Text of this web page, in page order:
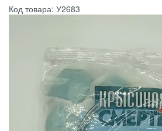
Код товара: У2683